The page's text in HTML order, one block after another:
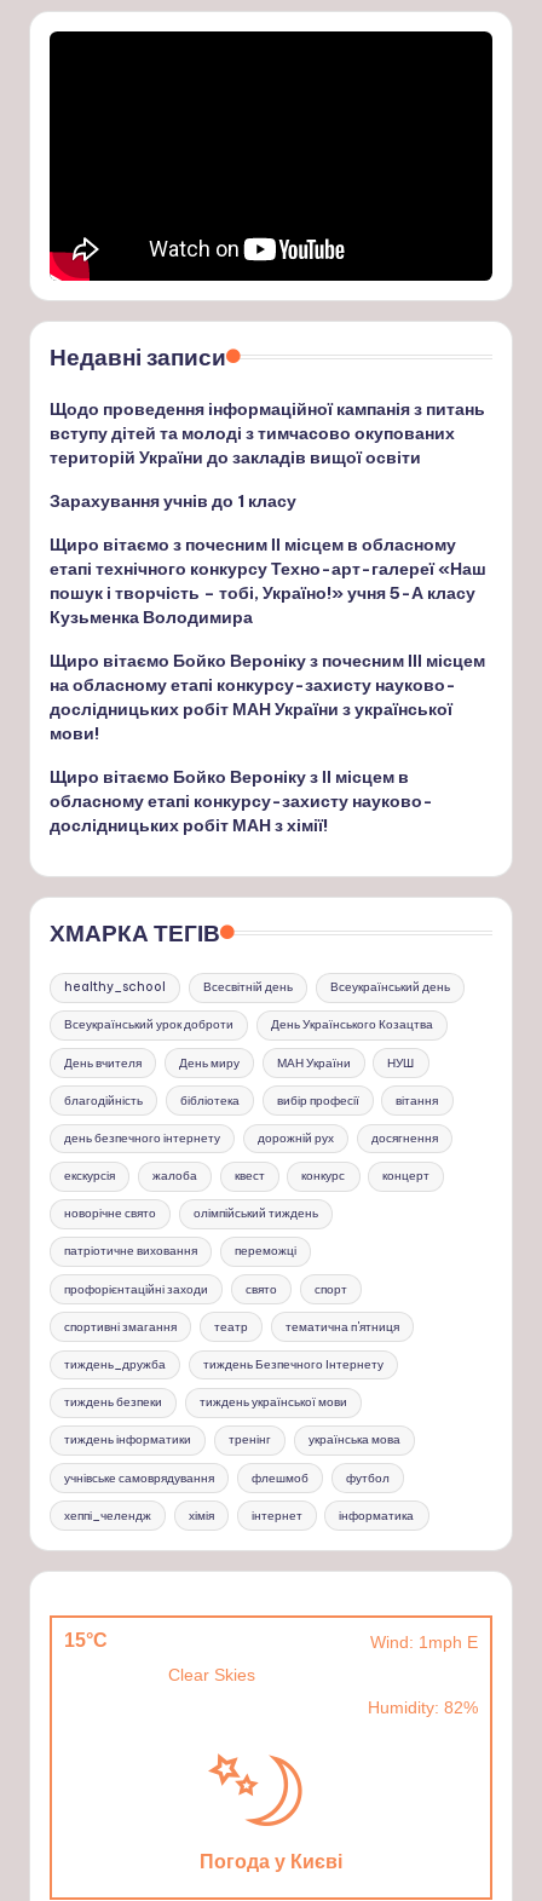
Недавні записи
Щодо проведення інформаційної кампанія з питань
вступу дітей та молоді з тимчасово окупованих
територій України до закладів вищої освіти
Зарахування учнів до 1 класу
Щиро вітаємо з почесним ІІ місцем в обласному
етапі технічного конкурсу Техно-арт-галереї «Наш
пошук і творчість – тобі, Україно!» учня 5-А класу
Кузьменка Володимира
Щиро вітаємо Бойко Вероніку з почесним ІІІ місцем
на обласному етапі конкурсу-захисту науково-
дослідницьких робіт МАН України з української
мови!
Щиро вітаємо Бойко Вероніку з ІІ місцем в
обласному етапі конкурсу-захисту науково-
дослідницьких робіт МАН з хімії!
ХМАРКА ТЕГІВ
healthy_school Всесвітній день Всеукраїнський день
Всеукраїнський урок доброти День Українського Козацтва
День вчителя День миру МАН України НУШ
благодійність бібліотека вибір професії вітання
день безпечного інтернету дорожній рух досягнення
екскурсія жалоба квест конкурс концерт
новорічне свято олімпійський тиждень
патріотичне виховання переможці
профорієнтаційні заходи свято спорт
спортивні змагання театр тематична п'ятниця
тиждень_дружба тиждень Безпечного Інтернету
тиждень безпеки тиждень української мови
тиждень інформатики тренінг українська мова
учнівське самоврядування флешмоб футбол
хеппі_челендж хімія інтернет інформатика
15°C
Wind: 1mph E
Clear Skies
Humidity: 82%
Погода у Києві